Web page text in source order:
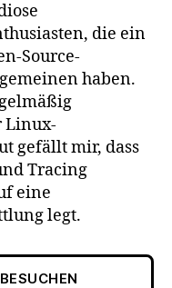
die ein
Source-
haben.
Linux-
gefällt mir, dass
Tracing
eine
legt.